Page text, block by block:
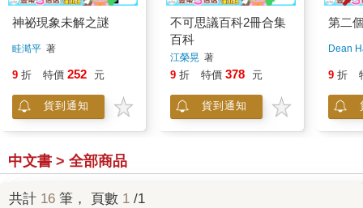
神祕現象未解之謎
眭澔平 著
9 折 特價 252 元
貨到通知
不可思議百科2冊合集
百科
江榮晃 著
9 折 特價 378 元
貨到通知
第二
Dean
9 折
中文書 > 全部商品
共計 16 筆， 頁數 1 /1